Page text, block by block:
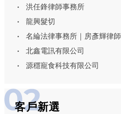
洪任鋒律師事務所
龍興髮切
名綸法律事務所｜房彥輝律師
北鑫電訊有限公司
源穩寵食科技有限公司
客戶新選